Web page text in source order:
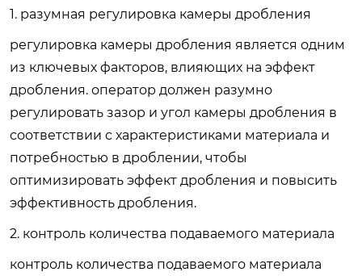
1. разумная регулировка камеры дробления
регулировка камеры дробления является одним
из ключевых факторов, влияющих на эффект
дробления. оператор должен разумно
регулировать зазор и угол камеры дробления в
соответствии с характеристиками материала и
потребностью в дроблении, чтобы
оптимизировать эффект дробления и повысить
эффективность дробления.
2. контроль количества подаваемого материала
контроль количества подаваемого материала